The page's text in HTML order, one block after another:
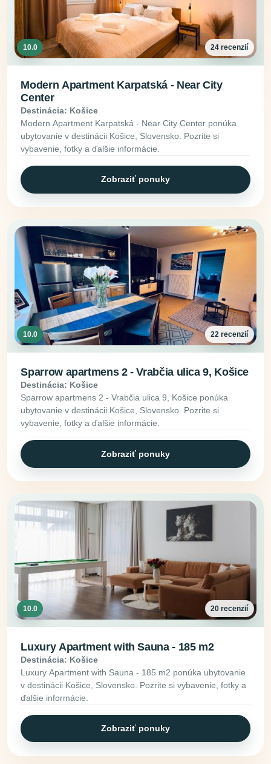
10.0 24 recenzií
Modern Apartment Karpatská - Near City
Center
Destinácia: Košice
Modern Apartment Karpatská - Near City Center ponúka
ubytovanie v destinácii Košice, Slovensko. Pozrite si
vybavenie, fotky a ďalšie informácie.
Zobraziť ponuky
10.0 22 recenzií
Sparrow apartmens 2 - Vrabčia ulica 9, Košice
Destinácia: Košice
Sparrow apartmens 2 - Vrabčia ulica 9, Košice ponúka
ubytovanie v destinácii Košice, Slovensko. Pozrite si
vybavenie, fotky a ďalšie informácie.
Zobraziť ponuky
10.0 20 recenzií
Luxury Apartment with Sauna - 185 m2
Destinácia: Košice
Luxury Apartment with Sauna - 185 m2 ponúka ubytovanie
v destinácii Košice, Slovensko. Pozrite si vybavenie, fotky a
ďalšie informácie.
Zobraziť ponuky